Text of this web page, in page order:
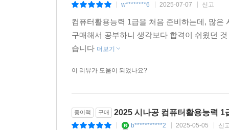
w********6 2025-07-07 신고
컴퓨터활용능력 1급을 처음 준비하는데, 많
구매해서 공부하니 생각보다 합격이 쉬웠던
습니다 더보기
이 리뷰가 도움이 되었나요?
종이책 구매 2025 시나공 컴퓨터활용능력 1
b***********2 2025-05-05 신